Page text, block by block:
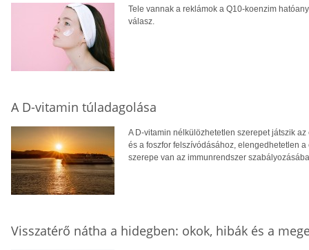
Tele vannak a reklámok a Q10-koenzim
válasz.
A D-vitamin túladagolása
A D-vitamin nélkülözhetetlen szerepet játszik
és a foszfor felszívódásához, elengedhetetlen
szerepe van az immunrendszer
Visszatérő nátha a hidegben: okok, hibák és a